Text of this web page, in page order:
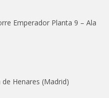
Emperador Planta 9 – Ala
de Henares (Madrid)